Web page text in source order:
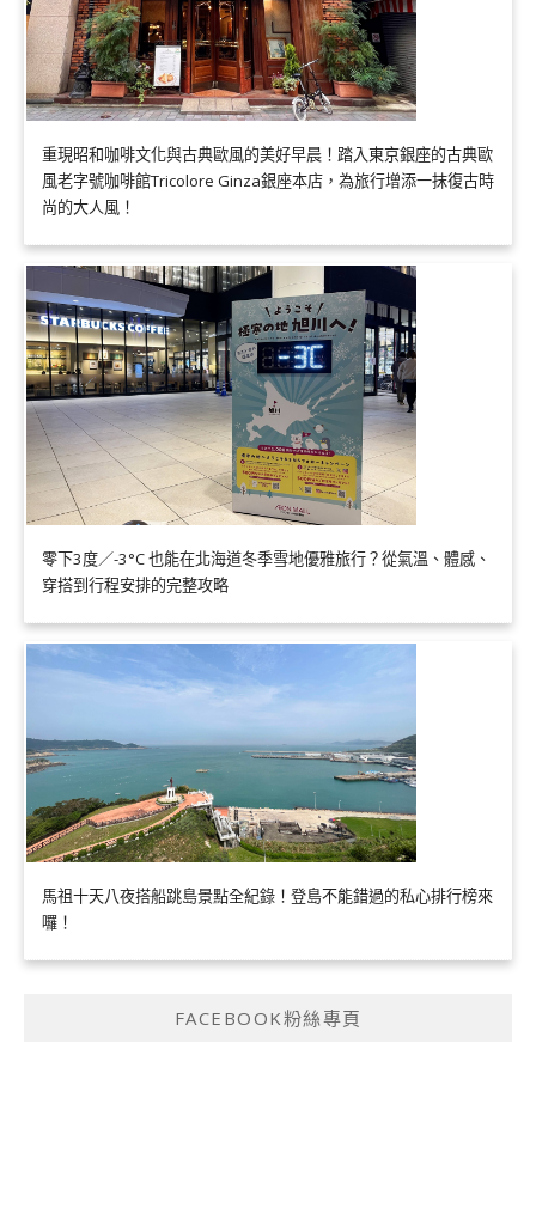
重現昭和咖啡文化與古典歐風的美好早晨！踏入東京銀座的古典歐
風老字號咖啡館Tricolore Ginza銀座本店，為旅行增添一抹復古時
尚的大人風！
零下3度／-3°C 也能在北海道冬季雪地優雅旅行？從氣溫、體感、
穿搭到行程安排的完整攻略
馬祖十天八夜搭船跳島景點全紀錄！登島不能錯過的私心排行榜來
囉！
FACEBOOK粉絲專頁